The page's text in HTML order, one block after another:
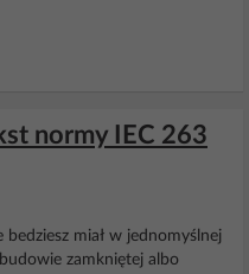
normy IEC 263
bedziesz miał w jednomyślnej
zamkniętej albo